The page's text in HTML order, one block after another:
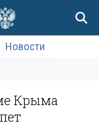
Новости
Крыма